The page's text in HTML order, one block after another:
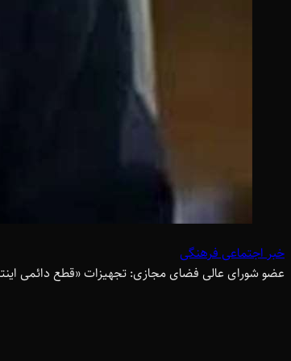
خبر اجتماعی فرهنگی
عضو شورای عالی فضای مجازی: تجهیزات «قطع دائمی